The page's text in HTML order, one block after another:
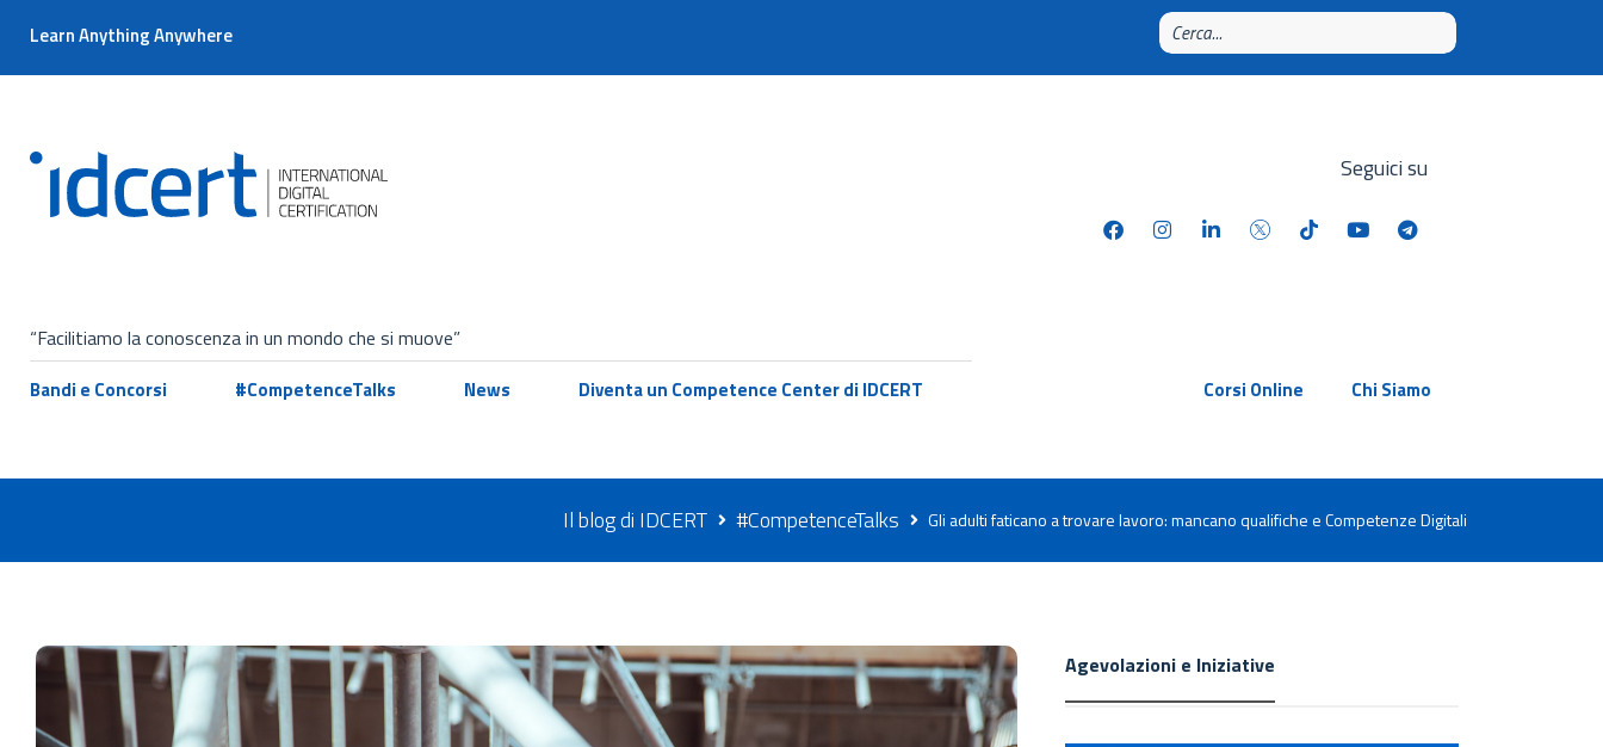
Learn Anything Anywhere
Seguici su
“Facilitiamo la conoscenza in un mondo che si muove”
Bandi e Concorsi #CompetenceTalks News Diventa un Competence Center di IDCERT Corsi Online Chi Siamo
Il blog di IDCERT #CompetenceTalks Gli adulti faticano a trovare lavoro: mancano qualifiche e Competenze Digitali
Agevolazioni e Iniziative